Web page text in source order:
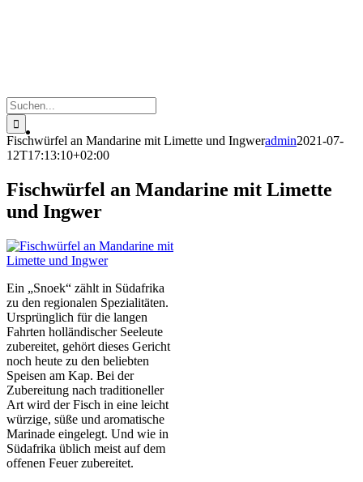
Suche
nach:
Fischwürfel an Mandarine mit Limette und Ingweradmin2021-07-
12T17:13:10+02:00
Fischwürfel an Mandarine mit Limette
und Ingwer
Ein „Snoek“ zählt in Südafrika
zu den regionalen Spezialitäten.
Ursprünglich für die langen
Fahrten holländischer Seeleute
zubereitet, gehört dieses Gericht
noch heute zu den beliebten
Speisen am Kap. Bei der
Zubereitung nach traditioneller
Art wird der Fisch in eine leicht
würzige, süße und aromatische
Marinade eingelegt. Und wie in
Südafrika üblich meist auf dem
offenen Feuer zubereitet.